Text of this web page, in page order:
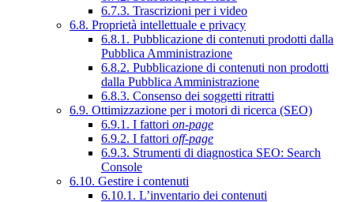
6.7.3. Trascrizioni per i video
6.8. Proprietà intellettuale e privacy
6.8.1. Pubblicazione di contenuti prodotti dalla
Pubblica Amministrazione
6.8.2. Pubblicazione di contenuti non prodotti
dalla Pubblica Amministrazione
6.8.3. Consenso dei soggetti ritratti
6.9. Ottimizzazione per i motori di ricerca (SEO)
6.9.1. I fattori on-page
6.9.2. I fattori off-page
6.9.3. Strumenti di diagnostica SEO: Search
Console
6.10. Gestire i contenuti
6.10.1. L’inventario dei contenuti